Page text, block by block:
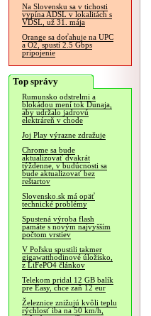
Na Slovensku sa v tichosti
vypína ADSL v lokalitách s
VDSL, už 31. mája
Orange sa doťahuje na UPC
a O2, spustí 2.5 Gbps
pripojenie
Top správy
Rumunsko odstrelmi a
blokádou mení tok Dunaja,
aby udržalo jadrovú
elektráreň v chode
Joj Play výrazne zdražuje
Chrome sa bude
aktualizovať dvakrát
týždenne, v budúcnosti sa
bude aktualizovať bez
reštartov
Slovensko.sk má opäť
technické problémy
Spustená výroba flash
pamäte s novým najvyšším
počtom vrstiev
V Poľsku spustili takmer
gigawatthodinové úložisko,
z LiFePO4 článkov
Telekom pridal 12 GB balík
pre Easy, chce zaň 12 eur
Železnice znižujú kvôli teplu
rýchlosť iba na 50 km/h,